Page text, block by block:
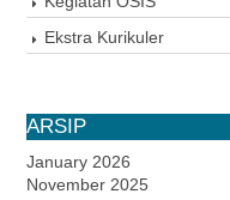
Ekstra Kurikuler
ARSIP
January 2026
November 2025